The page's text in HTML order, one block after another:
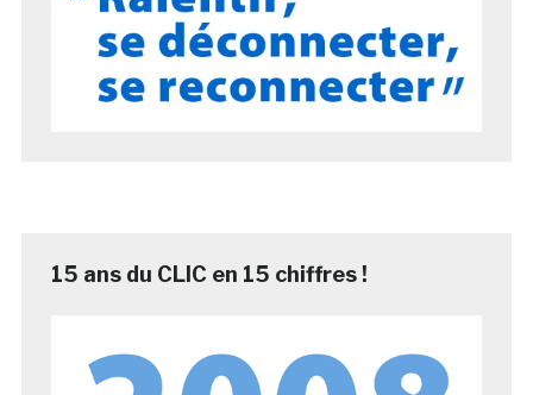
15 ans du CLIC en 15 chiffres !